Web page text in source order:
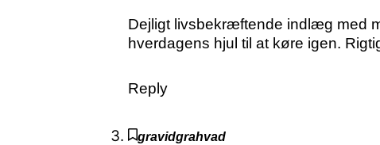
Dejligt livsbekræftende indlæg med
hverdagens hjul til at køre igen.
Reply
gravidgrahvad